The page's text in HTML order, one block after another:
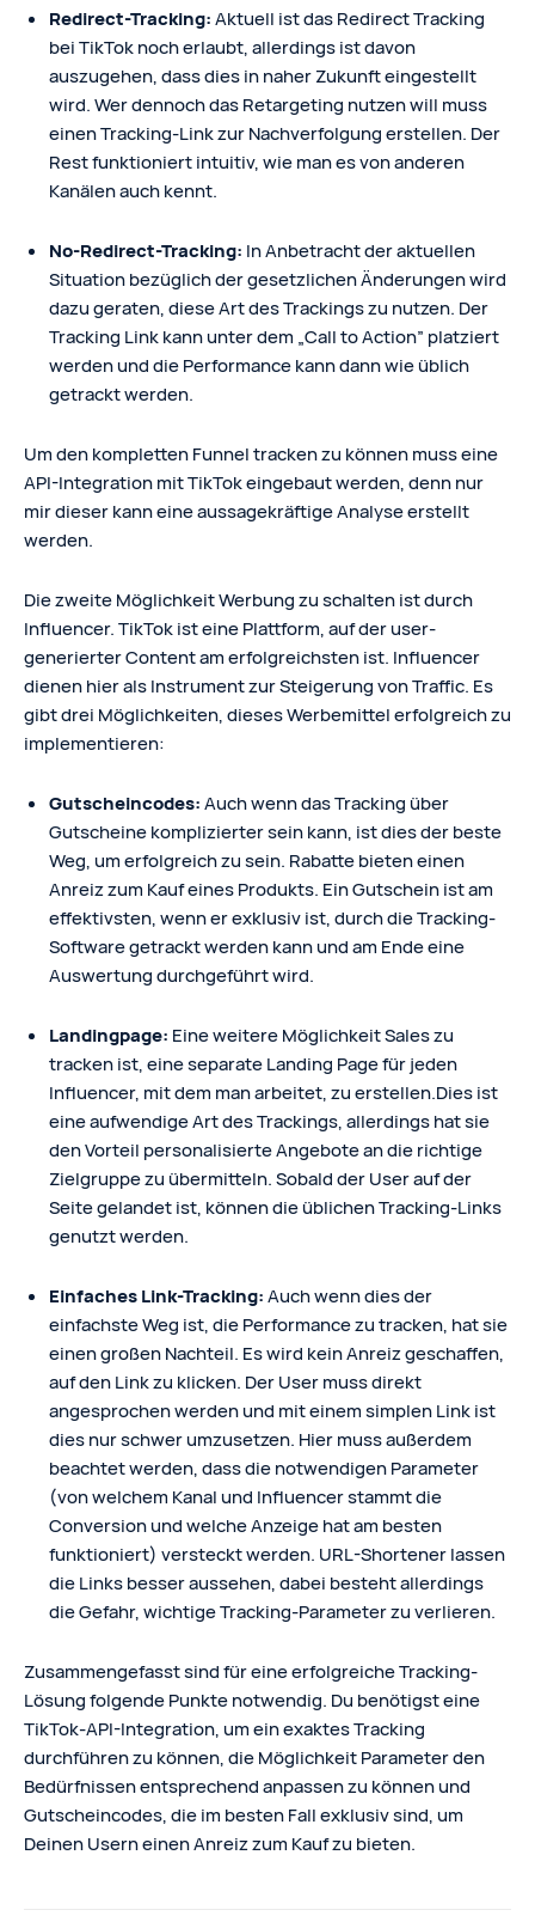
Redirect-Tracking:Aktuell ist das Redirect Tracking
bei TikTok noch erlaubt, allerdings ist davon
auszugehen, dass dies in naher Zukunft eingestellt
wird. Wer dennoch das Retargeting nutzen will muss
einen Tracking-Link zur Nachverfolgung erstellen. Der
Rest funktioniert intuitiv, wie man es von anderen
Kanälen auch kennt.
No-Redirect-Tracking: In Anbetracht der aktuellen
Situation bezüglich der gesetzlichen Änderungen wird
dazu geraten, diese Art des Trackings zu nutzen. Der
Tracking Link kann unter dem „Call to Action” platziert
werden und die Performance kann dann wie üblich
getrackt werden.
Um den kompletten Funnel tracken zu können muss eine
API-Integration mit TikTok eingebaut werden, denn nur
mir dieser kann eine aussagekräftige Analyse erstellt
werden.
Die zweite Möglichkeit Werbung zu schalten ist durch
Influencer. TikTok ist eine Plattform, auf der user-
generierter Content am erfolgreichsten ist. Influencer
dienen hier als Instrument zur Steigerung von Traffic. Es
gibt drei Möglichkeiten, dieses Werbemittel erfolgreich zu
implementieren:
Gutscheincodes:Auch wenn das Tracking über
Gutscheine komplizierter sein kann, ist dies der beste
Weg, um erfolgreich zu sein. Rabatte bieten einen
Anreiz zum Kauf eines Produkts. Ein Gutschein ist am
effektivsten, wenn er exklusiv ist, durch die Tracking-
Software getrackt werden kann und am Ende eine
Auswertung durchgeführt wird.
Landingpage: Eine weitere Möglichkeit Sales zu
tracken ist, eine separate Landing Page für jeden
Influencer, mit dem man arbeitet, zu erstellen.Dies ist
eine aufwendige Art des Trackings, allerdings hat sie
den Vorteil personalisierte Angebote an die richtige
Zielgruppe zu übermitteln. Sobald der User auf der
Seite gelandet ist, können die üblichen Tracking-Links
genutzt werden.
Einfaches Link-Tracking:Auch wenn dies der
einfachste Weg ist, die Performance zu tracken, hat sie
einen großen Nachteil. Es wird kein Anreiz geschaffen,
auf den Link zu klicken. Der User muss direkt
angesprochen werden und mit einem simplen Link ist
dies nur schwer umzusetzen. Hier muss außerdem
beachtet werden, dass die notwendigen Parameter
(von welchem Kanal und Influencer stammt die
Conversion und welche Anzeige hat am besten
funktioniert) versteckt werden. URL-Shortener lassen
die Links besser aussehen, dabei besteht allerdings
die Gefahr, wichtige Tracking-Parameter zu verlieren.
Zusammengefasst sind für eine erfolgreiche Tracking-
Lösung folgende Punkte notwendig. Du benötigst eine
TikTok-API-Integration, um ein exaktes Tracking
durchführen zu können, die Möglichkeit Parameter den
Bedürfnissen entsprechend anpassen zu können und
Gutscheincodes, die im besten Fall exklusiv sind, um
Deinen Usern einen Anreiz zum Kauf zu bieten.